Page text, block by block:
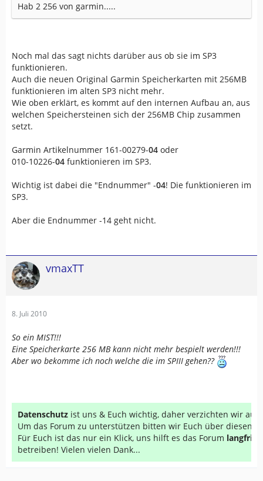
Hab 2 256 von garmin.....
Noch mal das sagt nichts darüber aus ob sie im SP3
funktionieren.
Auch die neuen Original Garmin Speicherkarten mit 256MB
funktionieren im alten SP3 nicht mehr.
Wie oben erklärt, es kommt auf den internen Aufbau an, aus
welchen Speichersteinen sich der 256MB Chip zusammen
setzt.
Garmin Artikelnummer 161-00279-04 oder
010-10226-04 funktionieren im SP3.
Wichtig ist dabei die "Endnummer" -04! Die funktionieren im
SP3.
Aber die Endnummer -14 geht nicht.
vmaxTT
8. Juli 2010
So ein MIST!!!
Eine Speicherkarte 256 MB kann nicht mehr bespielt werden!!!
Aber wo bekomme ich noch welche die im SPIII gehen??
Datenschutz ist uns & Euch wichtig, daher verzichten wir auf
Um das Forum zu unterstützen bitten wir Euch über diesen
Für Euch ist das nur ein Klick, uns hilft es das Forum
betreiben! Vielen vielen Dank...